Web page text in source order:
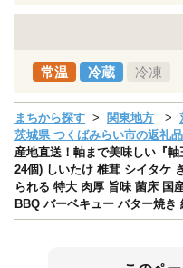
常温 冷蔵 冷凍
まちから探す 関東地方
茨城県 つくばみらい市の返礼
産地直送！軸まで美味しい『
24個) しいたけ 椎茸 シイタケ
られる 特大 肉厚 旨味 菌床 国
BBQ バーベキュー バター焼き